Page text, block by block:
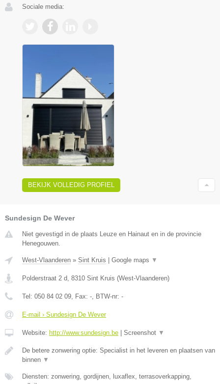
Sociale media:
BEKIJK VOLLEDIG PROFIEL
Sundesign De Wever
Niet gevestigd in de plaats Leuze en Hainaut en in de provincie
Henegouwen.
West-Vlaanderen » Sint Kruis Google maps ▼
Polderstraat 2 d 8310 Sint Kruis (West-Vlaanderen)
Tel: 050 84 02 09 , Fax: - , BTW-nr: -
E-mail › Sundesign De Wever
Website: http://www.sundesign.be Screenshot ▼
De betere zonwering optie: Specialist in het leveren en plaatsen van
binnen ▼
Diensten: zonwering, gordijnen, luxaflex, terrasoverkapping,